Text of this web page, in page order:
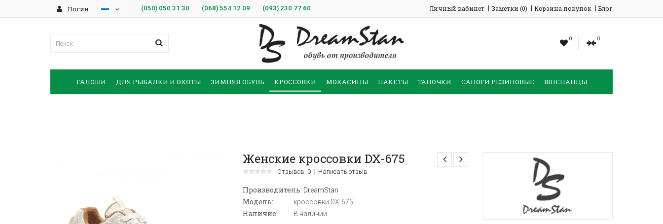
Логин (050) 050 31 30 (068) 554 12 09 (093) 230 77 60 Личный кабинет Заметки (0) Корзина покупок Блог
0 0
ГАЛОШИ ДЛЯ РЫБАЛКИ И ОХОТЫ ЗИМНЯЯ ОБУВЬ КРОССОВКИ МОКАСИНЫ ПАКЕТЫ ТАПОЧКИ САПОГИ РЕЗИНОВЫЕ ШЛЕПАНЦЫ
Женские кроссовки DX-675
Отзывов: 0 Написать отзыв
Производитель: DreamStan
Модель: кроссовки DX-675
Наличие: В наличии